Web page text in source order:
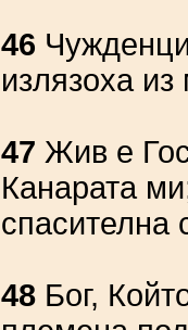
46
излязоха из
47 Жив е
Канарата
спасителна
48 Бог,